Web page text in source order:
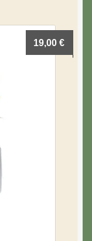
19,00€